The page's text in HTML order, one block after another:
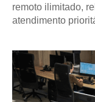
remoto ilimitado,
atendimento